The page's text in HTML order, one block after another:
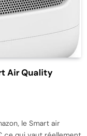
Air Quality
le Smart air